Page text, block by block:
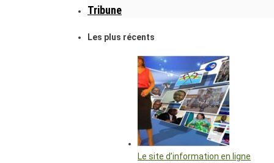
Tribune
Les plus récents
Le site d’information en ligne